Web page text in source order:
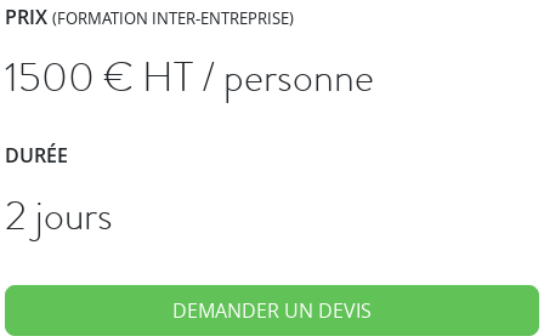
PRIX(FORMATION INTER-ENTREPRISE)
1500€ HT / personne
DURÉE
2 jours
DEMANDER UN DEVIS